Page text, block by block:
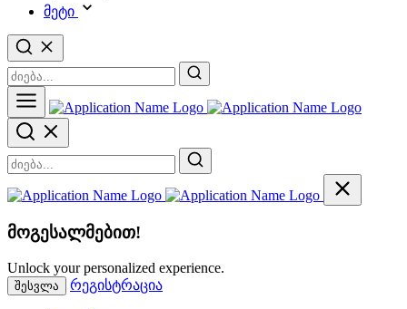
მეტი
მოგესალმებით!
Unlock your personalized experience.
შესვლა რეგისტრაცია